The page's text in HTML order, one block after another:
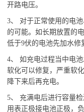
开路电压。
3、 对于正常使用的电
的可能。如长期放置的
低于9伏的电池先加水修
4、 如充电过程当中电
软化可以修复，严重软
降下来后再充电。
5、 充满电后进行容量
用表正极接电池正极，